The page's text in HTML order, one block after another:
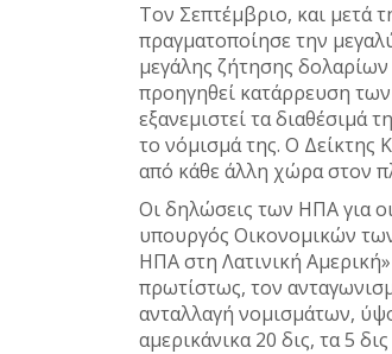
Τον Σεπτέμβριο, και μετά
πραγματοποίησε την
μεγάλης ζήτησης
προηγηθεί κατάρρευση
εξανεμιστεί τα διαθέσιμά
το νόμισμά της. Ο Δείκτης
από κάθε άλλη χώρα στον
Οι δηλώσεις των ΗΠΑ για
υπουργός Οικονομικών
ΗΠΑ στη Λατινική
πρωτίστως, τον
ανταλλαγή νομισμάτων,
αμερικάνικα 20 δις, τα 5